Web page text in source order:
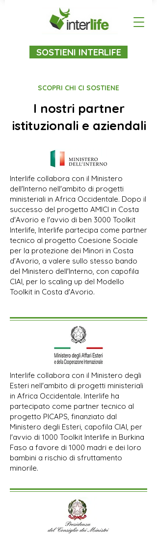
SOSTIENI INTERLIFE
SCOPRI CHI CI SOSTIENE
I nostri partner
istituzionali e aziendali
Interlife collabora con il Ministero
dell'Interno nell'ambito di progetti
ministeriali in Africa Occidentale. Dopo il
successo del progetto AMICI in Costa
d'Avorio e l'avvio di ben 3000 Toolkit
Interlife, Interlife partecipa come partner
tecnico al progetto Coesione Sociale
per la protezione dei Minori in Costa
d’Avorio, a valere sullo stesso bando
del Ministero dell'Interno, con capofila
CIAI, per lo scaling up del Modello
Toolkit in Costa d'Avorio.
Interlife collabora con il Ministero degli
Esteri nell'ambito di progetti ministeriali
in Africa Occidentale. Interlife ha
partecipato come partner tecnico al
progetto PICAPS, finanziato dal
Ministero degli Esteri, capofila CIAI, per
l'avvio di 1000 Toolkit Interlife in Burkina
Faso a favore di 1000 madri e dei loro
bambini a rischio di sfruttamento
minorile.